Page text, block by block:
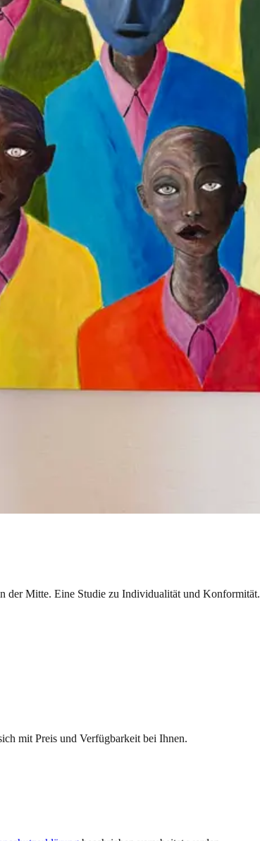
der Mitte. Eine Studie zu Individualität und Konformität.
mit Preis und Verfügbarkeit bei Ihnen.